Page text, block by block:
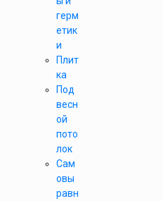
герм
етик
и
Плит
ка
Под
весн
ой
пото
лок
Сам
овы
равн